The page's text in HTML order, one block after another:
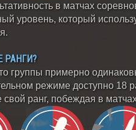
в матчах
уровень, который
РАНГИ?
группы примерно
режиме доступно 18
ранг, побеждая в